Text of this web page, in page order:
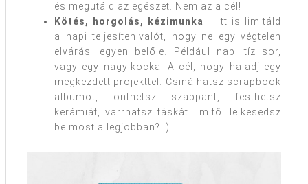
és megutáld az egészet. Nem az a cél!
Kötés, horgolás, kézimunka – Itt is limitáld
a napi teljesítenivalót, hogy ne egy végtelen
elvárás legyen belőle. Például napi tíz sor,
vagy egy nagyikocka. A cél, hogy haladj egy
megkezdett projekttel. Csinálhatsz scrapbook
albumot, önthetsz szappant, festhetsz
kerámiát, varrhatsz táskát… mitől lelkesedsz
be most a legjobban? :)